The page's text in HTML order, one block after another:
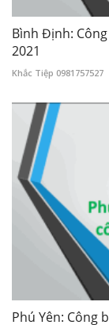
Bình Định:
2021
Khắc Tiệp 0981757527
Phú Yên: Công